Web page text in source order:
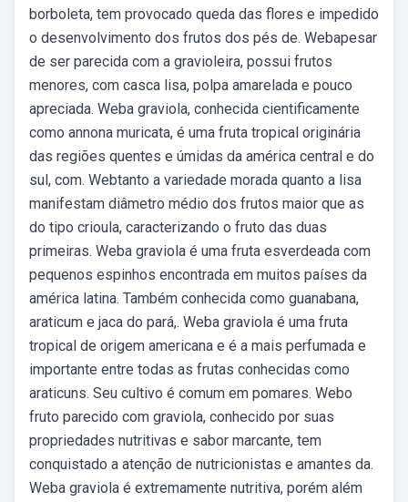
borboleta, tem provocado queda das flores e impedido
o desenvolvimento dos frutos dos pés de. Webapesar
de ser parecida com a gravioleira, possui frutos
menores, com casca lisa, polpa amarelada e pouco
apreciada. Weba graviola, conhecida cientificamente
como annona muricata, é uma fruta tropical originária
das regiões quentes e úmidas da américa central e do
sul, com. Webtanto a variedade morada quanto a lisa
manifestam diâmetro médio dos frutos maior que as
do tipo crioula, caracterizando o fruto das duas
primeiras. Weba graviola é uma fruta esverdeada com
pequenos espinhos encontrada em muitos países da
américa latina. Também conhecida como guanabana,
araticum e jaca do pará,. Weba graviola é uma fruta
tropical de origem americana e é a mais perfumada e
importante entre todas as frutas conhecidas como
araticuns. Seu cultivo é comum em pomares. Webo
fruto parecido com graviola, conhecido por suas
propriedades nutritivas e sabor marcante, tem
conquistado a atenção de nutricionistas e amantes da.
Weba graviola é extremamente nutritiva, porém além